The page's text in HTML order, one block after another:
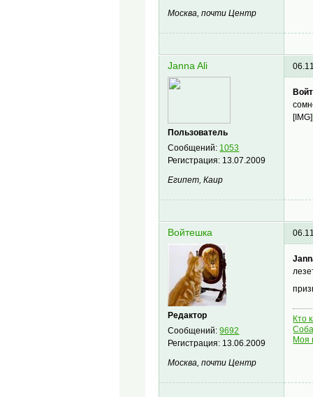
Москва, почти Центр
Janna Ali
Пользователь
Сообщений: 1053
Регистрация: 13.07.2009
Египет, Каир
[IMG]
Войтешка
Редактор
Сообщений:9692
Регистрация: 13.06.2009
Москва, почти Центр
Кто
Моя